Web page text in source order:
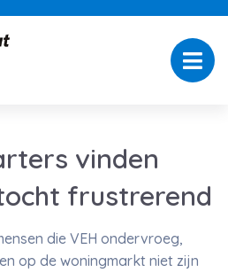
vinden
frustrerend
die VEH ondervroeg,
op de woningmarkt niet zijn